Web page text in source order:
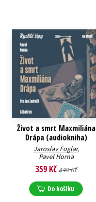
Život a smrt Maxmiliána
Drápa (audiokniha)
Jaroslav Foglar,
Pavel Horna
359 Kč 449 Kč
Do košíku